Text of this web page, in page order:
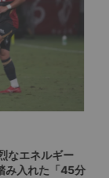
なエネルギー
み入れた「45分